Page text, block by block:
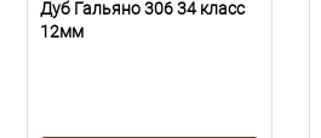
Дуб Гальяно 306 34 класс
12мм